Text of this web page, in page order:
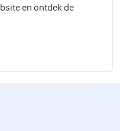
en ontdek de